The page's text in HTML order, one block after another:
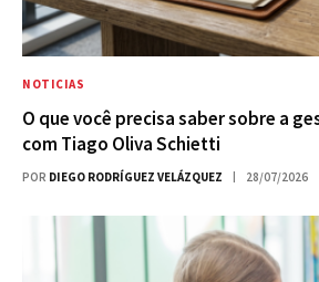
NOTICIAS
O que você precisa saber sobre a
com Tiago Oliva Schietti
POR DIEGO RODRÍGUEZ VELÁZQUEZ 28/07/2026